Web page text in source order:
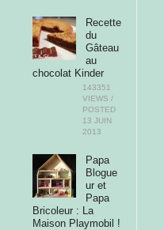
Recette
du
Gâteau
au
chocolat Kinder
143351
VIEWS /
POSTED
13 JUIN
2013
Papa
Blogue
ur et
Papa
Bricoleur : La
Maison Playmobil !